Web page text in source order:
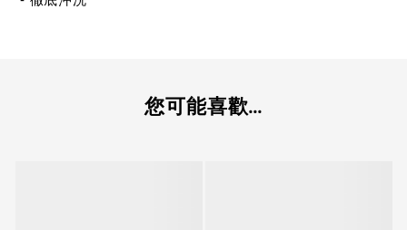
您可能喜歡...